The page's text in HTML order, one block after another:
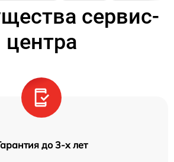
сервис-
центра
до 3-х лет